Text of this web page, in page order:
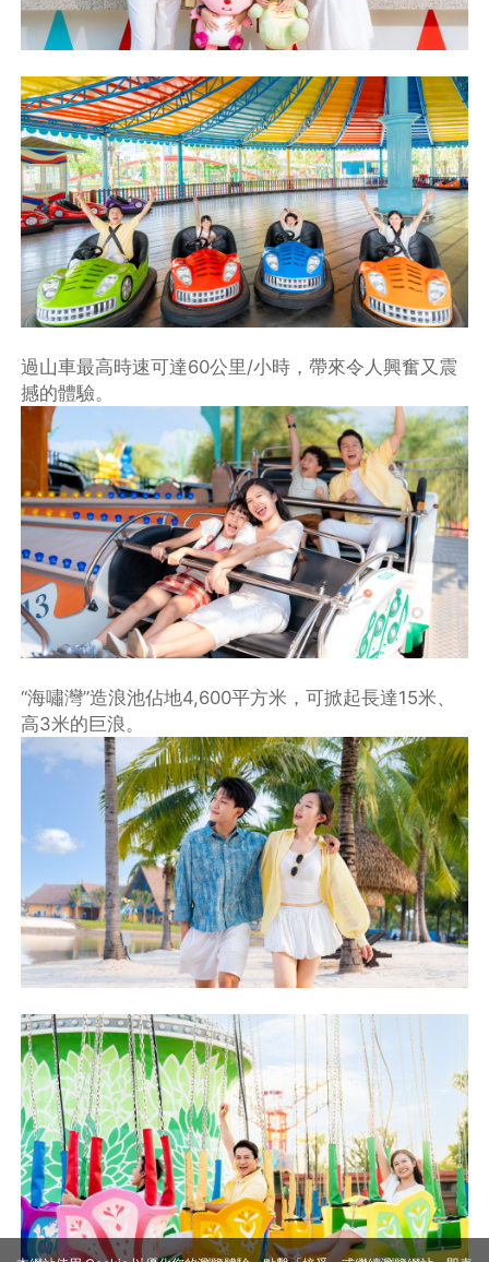
過山車最高時速可達60公里/小時，帶來令人興奮又震
撼的體驗。
“海嘯灣”造浪池佔地4,600平方米，可掀起長達15米、
高3米的巨浪。